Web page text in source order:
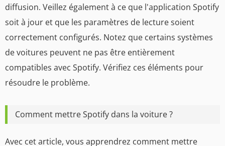
diffusion. Veillez également à ce que l'application Spotify
soit à jour et que les paramètres de lecture soient
correctement configurés. Notez que certains systèmes
de voitures peuvent ne pas être entièrement
compatibles avec Spotify. Vérifiez ces éléments pour
résoudre le problème.
Comment mettre Spotify dans la voiture ?
Avec cet article, vous apprendrez comment mettre